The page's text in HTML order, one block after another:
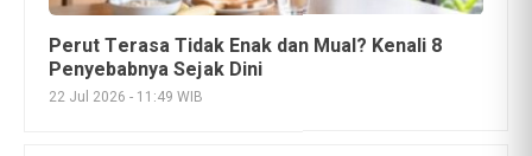
Susu Kolagen untuk Kulit, Tulang, dan Sendi:
Manfaat, Cara Kerja, serta Tips Memilih
17 Jul 2026 - 17:28 WIB